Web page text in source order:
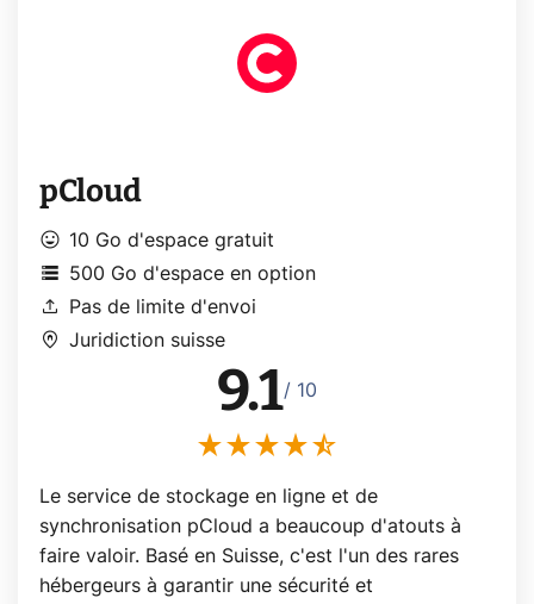
pCloud
mood 10 Go d'espace gratuit
storage 500 Go d'espace en option
upload Pas de limite d'envoi
home_pin Juridiction suisse
9.1/ 10
Le service de stockage en ligne et de
synchronisation pCloud a beaucoup d'atouts à
faire valoir. Basé en Suisse, c'est l'un des rares
hébergeurs à garantir une sécurité et